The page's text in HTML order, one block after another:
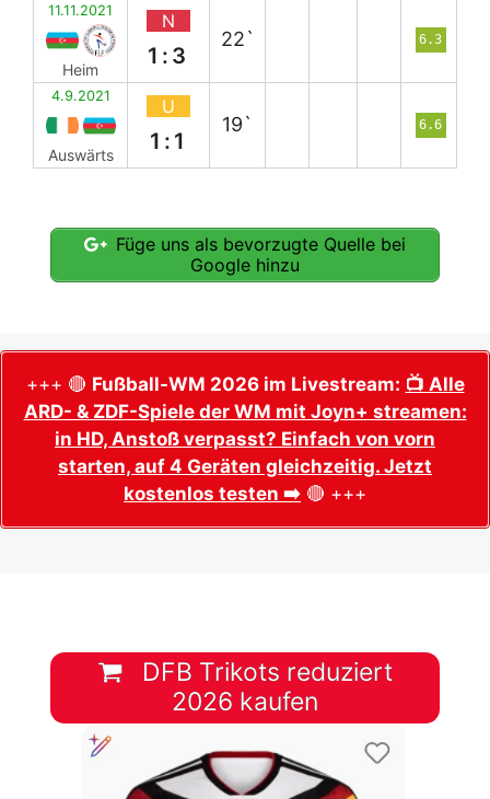
11.11.2021
Heim
N
1:3
22` 6.3
4.9.2021
Auswärts
U
1:1
19` 6.6
Füge uns als bevorzugte Quelle bei
Google hinzu
+++ 🔴 Fußball-WM 2026 im Livestream: 📺 Alle
ARD- & ZDF-Spiele der WM mit Joyn+ streamen:
in HD, Anstoß verpasst? Einfach von vorn
starten, auf 4 Geräten gleichzeitig. Jetzt
kostenlos testen ➡️ 🔴 +++
DFB Trikots reduziert
2026 kaufen